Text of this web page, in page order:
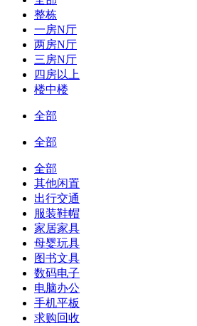
整栋
一房N厅
两房N厅
三房N厅
四房以上
楼中楼
全部
全部
全部
其他闲置
出行交通
服装鞋帽
家居家具
母婴玩具
图书文具
数码电子
电脑办公
手机平板
求购回收